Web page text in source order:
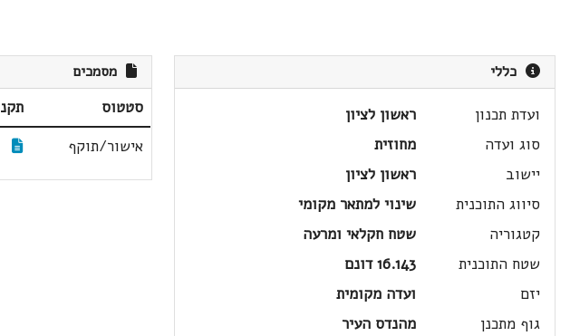
כללי
ועדת תכנון
ראשון לציון
סוג ועדה
מחוזית
יישוב
ראשון לציון
סיווג התוכנית
שינוי למתאר מקומי
קטגוריה
שטח חקלאי ומרעה
שטח התוכנית
16.143 דונם
יזם
ועדה מקומית
גוף מתכנן
מהנדס העיר
מסמכים
סטטוס
אישור/תוקף